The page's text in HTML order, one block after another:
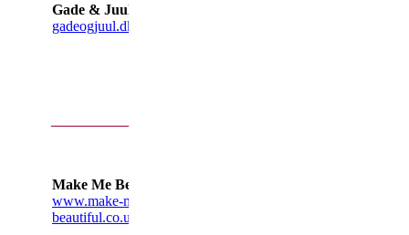
Gade & Juul
gadeogjuul.dk
Make Me Beautiful
www.make-me-
beautiful.co.uk